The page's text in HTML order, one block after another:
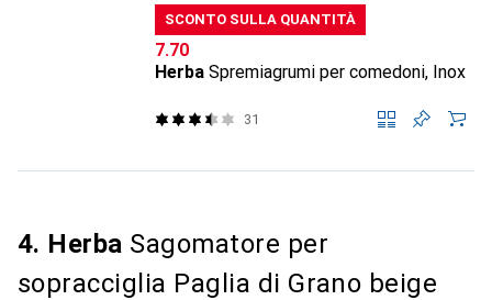
SCONTO SULLA QUANTITÀ
CHF
7.70
Herba Spremiagrumi per comedoni, Inox
31
4. Herba Sagomatore per
sopracciglia Paglia di Grano beige